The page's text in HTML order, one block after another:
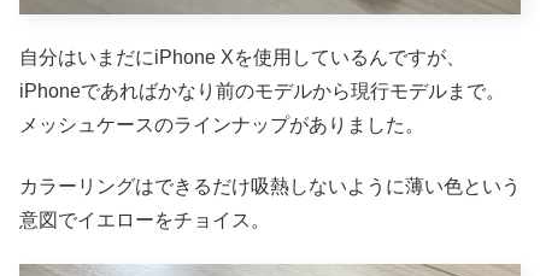
自分はいまだにiPhone Xを使用しているんですが、
iPhoneであればかなり前のモデルから現行モデルまで。
メッシュケースのラインナップがありました。
カラーリングはできるだけ吸熱しないように薄い色という
意図でイエローをチョイス。